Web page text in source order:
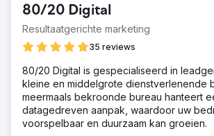
80/20 Digital
Resultaatgerichte marketing
35 reviews
80/20 Digital is gespecialiseerd in
kleine en middelgrote dienstverlenende
meermaals bekroonde bureau hanteert
datagedreven aanpak, waardoor uw
voorspelbaar en duurzaam kan groeien.